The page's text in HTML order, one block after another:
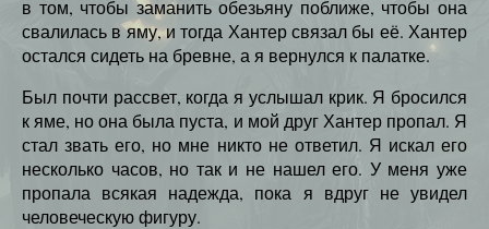
в том, чтобы заманить обезьяну поближе, чтобы она
свалилась в яму, и тогда Хантер связал бы её. Хантер
остался сидеть на бревне, а я вернулся к палатке.
Был почти рассвет, когда я услышал крик. Я бросился
к яме, но она была пуста, и мой друг Хантер пропал. Я
стал звать его, но мне никто не ответил. Я искал его
несколько часов, но так и не нашел его. У меня уже
пропала всякая надежда, пока я вдруг не увидел
человеческую фигуру.